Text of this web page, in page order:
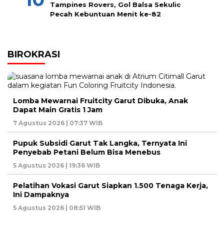
Tampines Rovers, Gol Balsa Sekulic
Pecah Kebuntuan Menit ke-82
BIROKRASI
Lomba Mewarnai Fruitcity Garut Dibuka, Anak
Dapat Main Gratis 1 Jam
7 Agustus 2026 | 07:37 WIB
Pupuk Subsidi Garut Tak Langka, Ternyata Ini
Penyebab Petani Belum Bisa Menebus
5 Agustus 2026 | 19:36 WIB
Pelatihan Vokasi Garut Siapkan 1.500 Tenaga Kerja,
Ini Dampaknya
5 Agustus 2026 | 08:51 WIB